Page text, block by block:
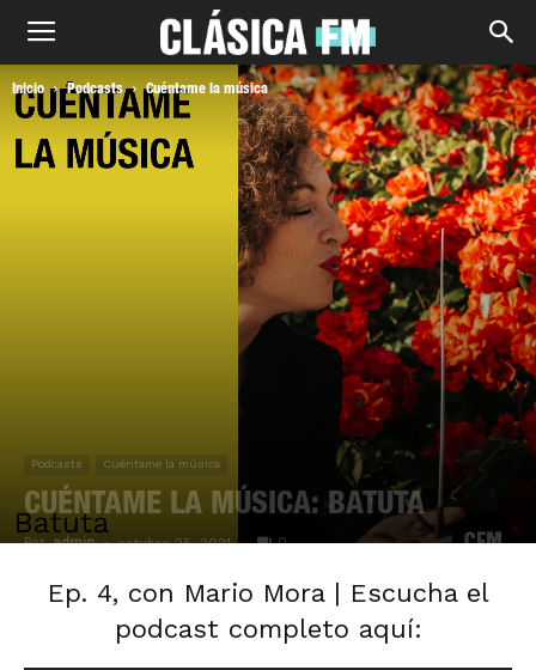
Inicio Podcasts Cuéntame la música
Podcasts Cuéntame la música
CUÉNTAME LA MÚSICA: BATUTA
Por admin - octubre 25, 2021 0
Ep. 4, con Mario Mora | Escucha el
podcast completo aquí: